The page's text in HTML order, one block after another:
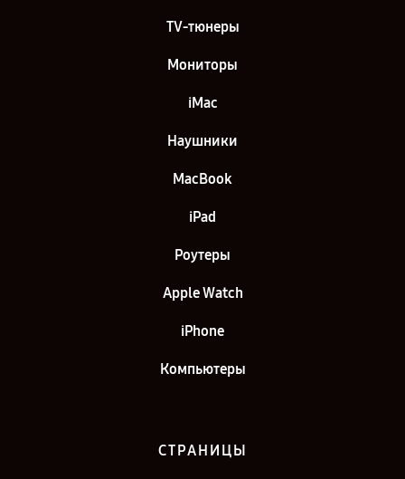
TV-тюнеры
Мониторы
iMac
Наушники
MacBook
iPad
Роутеры
Apple Watch
iPhone
Компьютеры
СТРАНИЦЫ